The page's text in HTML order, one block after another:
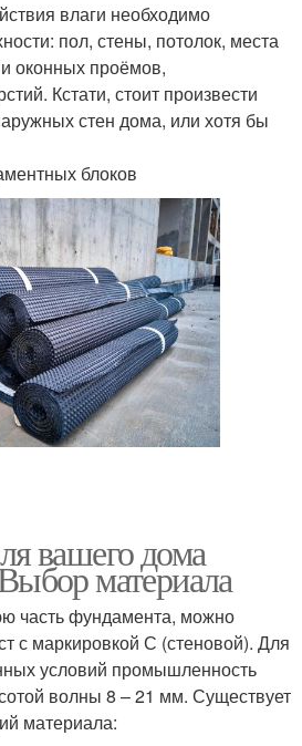
влаги необходимо
пол, стены, потолок, места
оконных проёмов,
Кстати, стоит произвести
стен дома, или хотя бы
блоков
вашего дома
материала
часть фундамента, можно
с маркировкой С (стеновой). Для
условий промышленность
волны 8 – 21 мм. Существует
материала: